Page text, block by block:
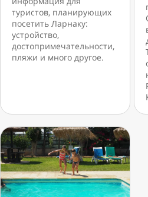
туристов, планирующих
посетить Ларнаку:
устройство,
достопримечательности,
пляжи и много другое.